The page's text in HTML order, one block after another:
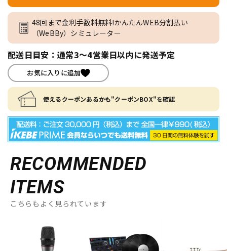
48回まで金利手数料無料!かんたんWEB分割払い
（WeBBy）シミュレーター
配送日目安：通常3～4営業日以内に発送予定
お気に入りに追加
使えるクーポンあるかも"クーポンBOX"を確認
RECOMMENDED
ITEMS
こちらもよく見られています